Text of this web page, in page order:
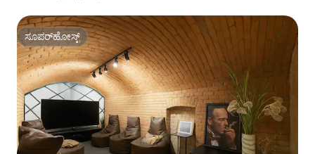
ಸೂಪರ್‌ಹೋಸ್ಟ್
ಸೂಪರ್‌ಹೋಸ್ಟ್